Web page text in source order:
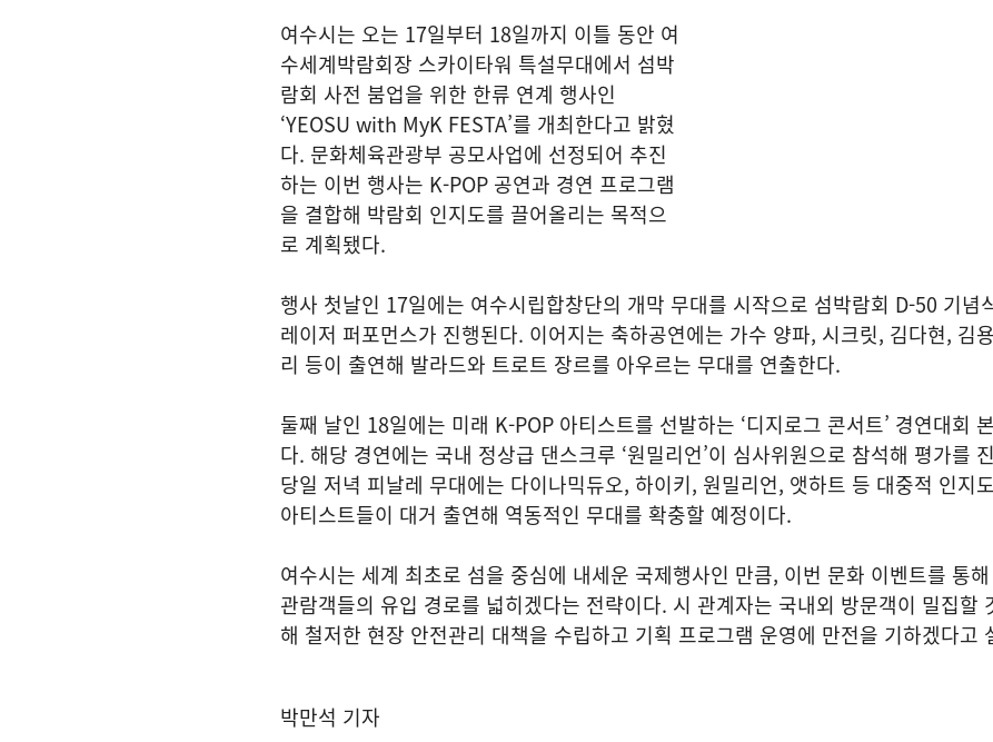
여수시는 오는 17일부터 18일까지 이틀 동안 여
수세계박람회장 스카이타워 특설무대에서 섬박
람회 사전 붐업을 위한 한류 연계 행사인
‘YEOSU with MyK FESTA’를 개최한다고 밝혔
다. 문화체육관광부 공모사업에 선정되어 추진
하는 이번 행사는 K-POP 공연과 경연 프로그램
을 결합해 박람회 인지도를 끌어올리는 목적으
로 계획됐다.
행사 첫날인 17일에는 여수시립합창단의 개막 무대를 시작으로 섬박람회 D-50 기념
레이저 퍼포먼스가 진행된다. 이어지는 축하공연에는 가수 양파, 시크릿, 김다현, 김
리 등이 출연해 발라드와 트로트 장르를 아우르는 무대를 연출한다.
둘째 날인 18일에는 미래 K-POP 아티스트를 선발하는 ‘디지로그 콘서트’ 경연대회
다. 해당 경연에는 국내 정상급 댄스크루 ‘원밀리언’이 심사위원으로 참석해 평가를
당일 저녁 피날레 무대에는 다이나믹듀오, 하이키, 원밀리언, 앳하트 등 대중적 인지
아티스트들이 대거 출연해 역동적인 무대를 확충할 예정이다.
여수시는 세계 최초로 섬을 중심에 내세운 국제행사인 만큼, 이번 문화 이벤트를 통
관람객들의 유입 경로를 넓히겠다는 전략이다. 시 관계자는 국내외 방문객이 밀집할
해 철저한 현장 안전관리 대책을 수립하고 기획 프로그램 운영에 만전을 기하겠다고
박만석 기자